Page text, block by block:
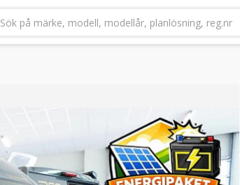
Sök på märke, modell, modellår, planlösning, reg.nr